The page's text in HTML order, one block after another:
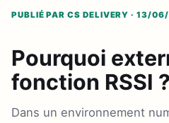
PUBLIÉ PAR CS DELIVERY · 13/
Pourquoi
fonction RSSI ?
Dans un environnement